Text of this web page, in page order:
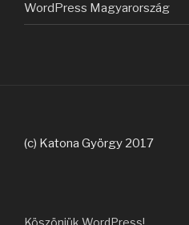
WordPress Magyarország
(c) Katona György 2017
Köszönjük WordPress!